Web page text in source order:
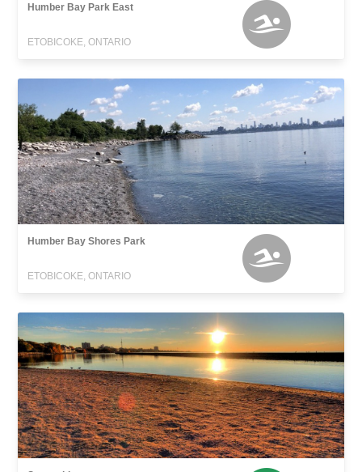
Humber Bay Park East
ETOBICOKE, ONTARIO
Humber Bay Shores Park
ETOBICOKE, ONTARIO